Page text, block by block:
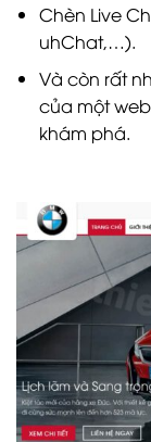
Chèn Live
uhChat,…).
Và còn rất
của một
khám phá.